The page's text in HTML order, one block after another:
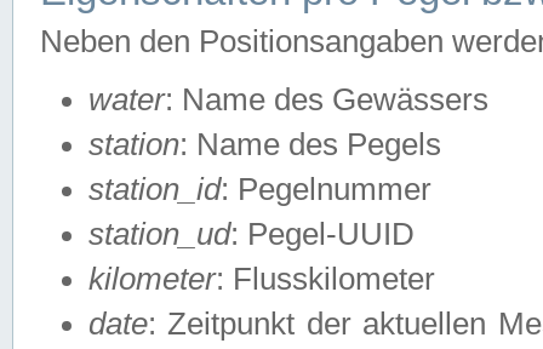
Neben den Positionsangaben
water: Name des Gewässers
station: Name des Pegels
station_id: Pegelnummer
station_ud: Pegel-UUID
kilometer: Flusskilometer
date: Zeitpunkt der aktuellen